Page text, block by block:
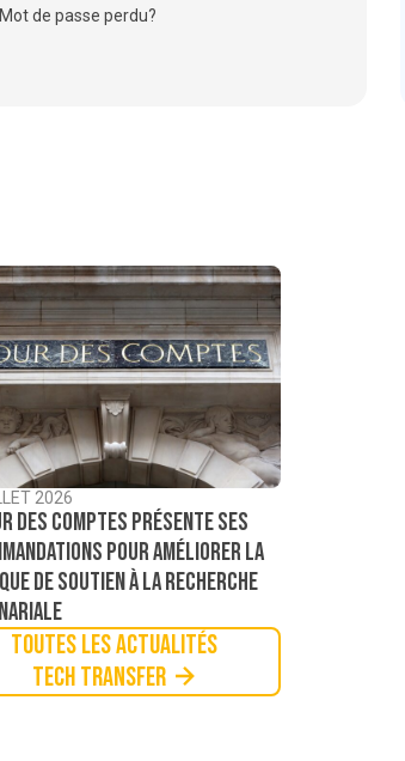
Mot de passe perdu?
2026
des comptes présente ses
pour améliorer la
de soutien à la recherche
Toutes les actualités
Tech Transfer